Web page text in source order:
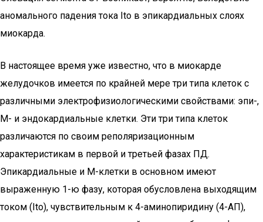
аномального падения тока Ito в эпикардиальных слоях
миокарда.
В настоящее время уже известно, что в миокарде
желудочков имеется по крайней мере три типа клеток с
различными электрофизиологическими свойствами: эпи-,
М- и эндокардиальные клетки. Эти три типа клеток
различаются по своим реполяризационным
характеристикам в первой и третьей фазах ПД.
Эпикардиальные и М-клетки в основном имеют
выраженную 1-ю фазу, которая обусловлена выходящим
током (Ito), чувствительным к 4-аминопиридину (4-АП),